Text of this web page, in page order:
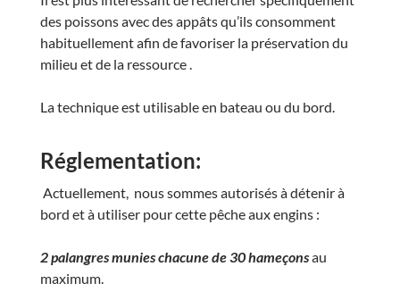
des poissons avec des appâts qu’ils consomment
habituellement afin de favoriser la préservation du
milieu et de la ressource .
La technique est utilisable en bateau ou du bord.
Réglementation:
Actuellement, nous sommes autorisés à détenir à
bord et à utiliser pour cette pêche aux engins :
2 palangres munies chacune de 30 hameçonsau
maximum.